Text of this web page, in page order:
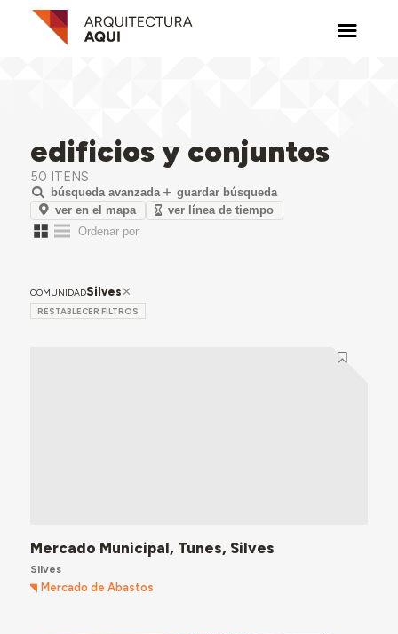
edificios y conjuntos
50 ITENS
búsqueda avanzada
guardar búsqueda
ver en el mapa
ver línea de tiempo
COMUNIDADSilves
RESTABLECER FILTROS
Mercado Municipal, Tunes, Silves
Silves
Mercado de Abastos